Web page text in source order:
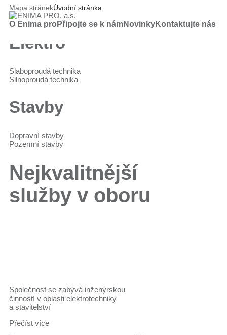
Mapa stránekÚvodní stránka
O Enima pro Připojte se k námNovinkyKontaktujte nás
Elektro
Slaboproudá technika
Silnoproudá technika
Stavby
Dopravní stavby
Pozemní stavby
Nejkvalitnější
služby v oboru
Společnost se zabývá inženýrskou
činností v oblasti elektrotechniky
a stavitelství
Přečíst více